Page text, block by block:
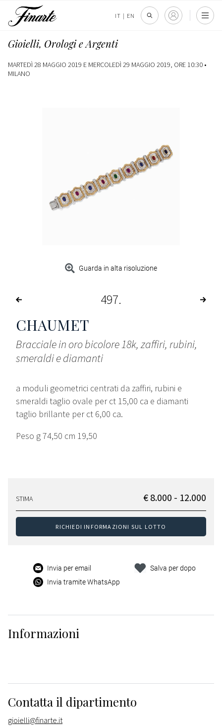
IT | EN
Gioielli, Orologi e Argenti
MARTEDÌ 28 MAGGIO 2019 E MERCOLEDÌ 29 MAGGIO 2019, ORE 10:30 •
MILANO
Guarda in alta risoluzione
497
CHAUMET
Bracciale in oro bicolore 18k, zaffiri, rubini,
smeraldi e diamanti
a moduli geometrici centrati da zaffiri, rubini e
smeraldi taglio ovale per ct 15,00 ca e diamanti
taglio brillante per ct 6,00 ca.
Peso g 74,50 cm 19,50
STIMA € 8.000 - 12.000
RICHIEDI INFORMAZIONI SUL LOTTO
Invia per email
Invia tramite WhatsApp
Salva per dopo
Informazioni
Contatta il dipartimento
gioielli@finarte.it